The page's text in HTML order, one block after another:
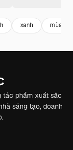
xanh mùa hè
tác phẩm xuất sắc
sáng tạo, doanh